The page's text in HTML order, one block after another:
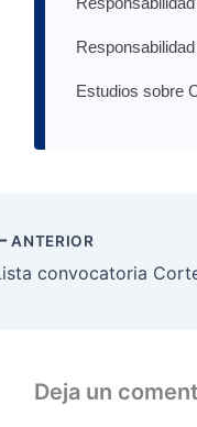
Estudios sobre
ANTERIOR
Deja un